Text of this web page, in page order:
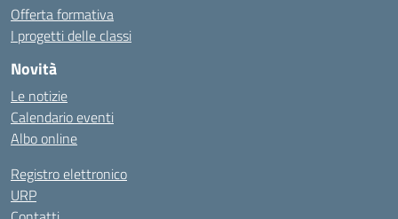
Offerta formativa
I progetti delle classi
Novità
Le notizie
Calendario eventi
Albo online
Registro elettronico
URP